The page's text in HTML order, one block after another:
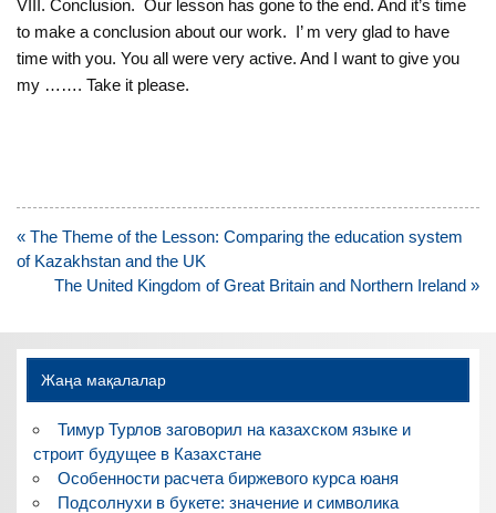
VIII. Conclusion. Our lesson has gone to the end. And it’s time
to make a conclusion about our work. I’ m very glad to have
time with you. You all were very active. And I want to give you
my ……. Take it please.
Навигация
по
записям
« The Theme of the Lesson: Comparing the education system
of Kazakhstan and the UK
The United Kingdom of Great Britain and Northern Ireland »
Жаңа мақалалар
Тимур Турлов заговорил на казахском языке и
строит будущее в Казахстане
Особенности расчета биржевого курса юаня
Подсолнухи в букете: значение и символика